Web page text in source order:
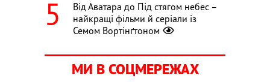
Від Аватара до Під стягом небес –
найкращі фільми й серіали із
Семом Вортінґтоном
МИ В СОЦМЕРЕЖАХ